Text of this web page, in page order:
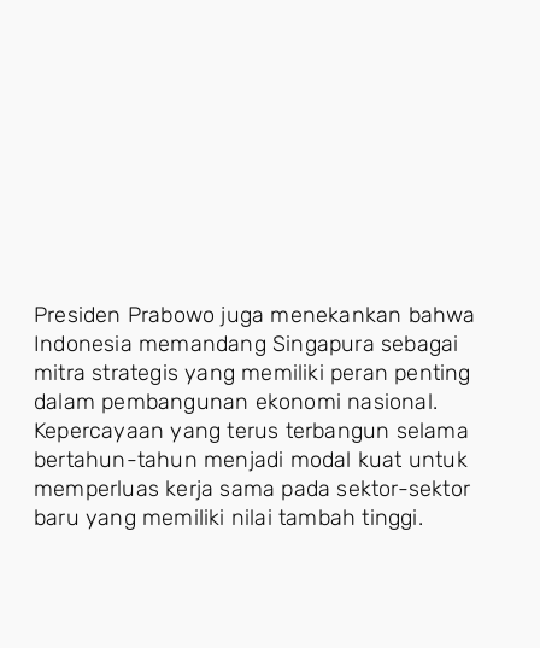
Presiden Prabowo juga menekankan bahwa
Indonesia memandang Singapura sebagai
mitra strategis yang memiliki peran penting
dalam pembangunan ekonomi nasional.
Kepercayaan yang terus terbangun selama
bertahun-tahun menjadi modal kuat untuk
memperluas kerja sama pada sektor-sektor
baru yang memiliki nilai tambah tinggi.